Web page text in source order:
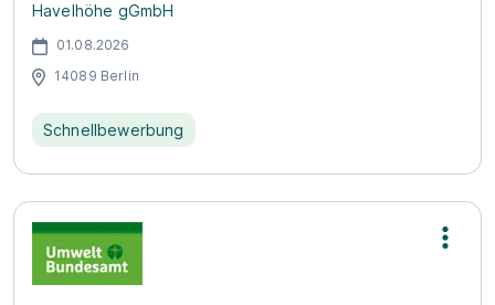
Havelhöhe gGmbH
01.08.2026
14089 Berlin
Schnellbewerbung